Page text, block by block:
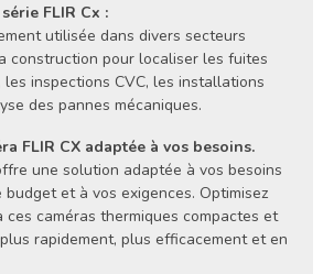
FLIR Cx :
utilisée dans divers secteurs
construction pour localiser les fuites
inspections CVC, les installations
des pannes mécaniques.
FLIR CX adaptée à vos besoins.
une solution adaptée à vos besoins
et à vos exigences. Optimisez
caméras thermiques compactes et
rapidement, plus efficacement et en